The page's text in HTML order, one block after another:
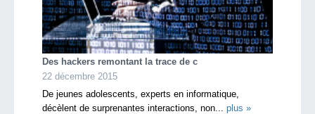
Des hackers remontant la trace de c
22 décembre 2015
De jeunes adolescents, experts en informatique,
décèlent de surprenantes interactions, non... plus »